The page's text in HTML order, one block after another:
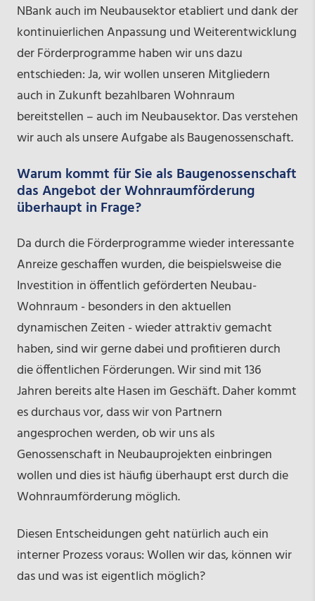
NBank auch im Neubausektor etabliert und dank der
kontinuierlichen Anpassung und Weiterentwicklung
der Förderprogramme haben wir uns dazu
entschieden: Ja, wir wollen unseren Mitgliedern
auch in Zukunft bezahlbaren Wohnraum
bereitstellen – auch im Neubausektor. Das verstehen
wir auch als unsere Aufgabe als Baugenossenschaft.
Warum kommt für Sie als Baugenossenschaft
das Angebot der Wohnraumförderung
überhaupt in Frage?
Da durch die Förderprogramme wieder interessante
Anreize geschaffen wurden, die beispielsweise die
Investition in öffentlich geförderten Neubau-
Wohnraum - besonders in den aktuellen
dynamischen Zeiten - wieder attraktiv gemacht
haben, sind wir gerne dabei und profitieren durch
die öffentlichen Förderungen. Wir sind mit 136
Jahren bereits alte Hasen im Geschäft. Daher kommt
es durchaus vor, dass wir von Partnern
angesprochen werden, ob wir uns als
Genossenschaft in Neubauprojekten einbringen
wollen und dies ist häufig überhaupt erst durch die
Wohnraumförderung möglich.
Diesen Entscheidungen geht natürlich auch ein
interner Prozess voraus: Wollen wir das, können wir
das und was ist eigentlich möglich?